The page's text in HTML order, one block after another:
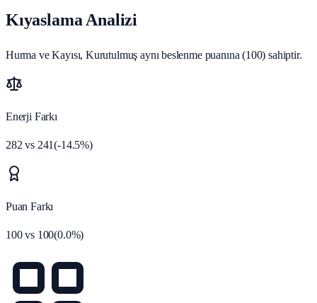
Kıyaslama Analizi
Hurma ve Kayısı, Kurutulmuş aynı beslenme puanına (100) sahiptir.
Enerji Farkı
282 vs 241(-14.5%)
Puan Farkı
100vs 100(0.0%)